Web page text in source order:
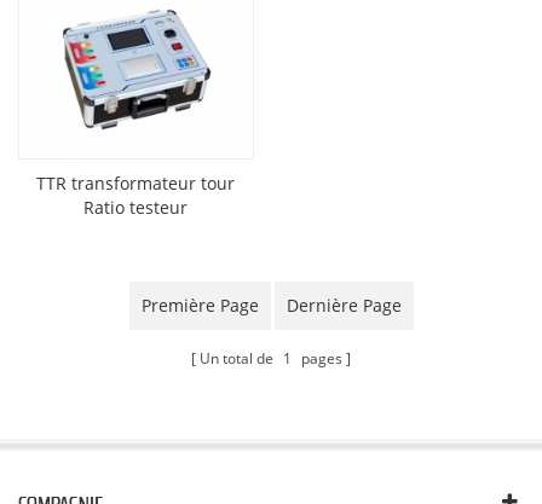
TTR transformateur tour
Ratio testeur
Première Page Dernière Page
Un total de 1 pages